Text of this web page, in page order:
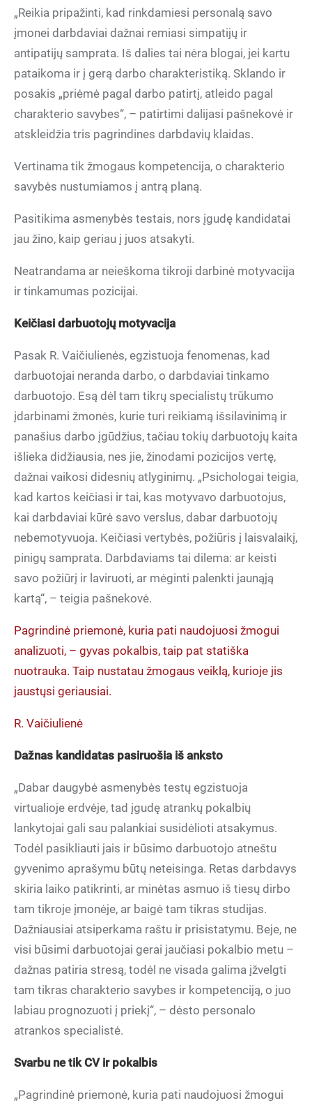
„Reikia pripažinti, kad rinkdamiesi personalą savo
įmonei darbdaviai dažnai remiasi simpatijų ir
antipatijų samprata. Iš dalies tai nėra blogai, jei kartu
pataikoma ir į gerą darbo charakteristiką. Sklando ir
posakis „priėmė pagal darbo patirtį, atleido pagal
charakterio savybes“, – patirtimi dalijasi pašnekovė ir
atskleidžia tris pagrindines darbdavių klaidas.
Vertinama tik žmogaus kompetencija, o charakterio
savybės nustumiamos į antrą planą.
Pasitikima asmenybės testais, nors įgudę kandidatai
jau žino, kaip geriau į juos atsakyti.
Neatrandama ar neieškoma tikroji darbinė motyvacija
ir tinkamumas pozicijai.
Keičiasi darbuotojų motyvacija
Pasak R. Vaičiulienės, egzistuoja fenomenas, kad
darbuotojai neranda darbo, o darbdaviai tinkamo
darbuotojo. Esą dėl tam tikrų specialistų trūkumo
įdarbinami žmonės, kurie turi reikiamą išsilavinimą ir
panašius darbo įgūdžius, tačiau tokių darbuotojų kaita
išlieka didžiausia, nes jie, žinodami pozicijos vertę,
dažnai vaikosi didesnių atlyginimų. „Psichologai teigia,
kad kartos keičiasi ir tai, kas motyvavo darbuotojus,
kai darbdaviai kūrė savo verslus, dabar darbuotojų
nebemotyvuoja. Keičiasi vertybės, požiūris į laisvalaikį,
pinigų samprata. Darbdaviams tai dilema: ar keisti
savo požiūrį ir laviruoti, ar mėginti palenkti jaunąją
kartą“, – teigia pašnekovė.
Pagrindinė priemonė, kuria pati naudojuosi žmogui
analizuoti, – gyvas pokalbis, taip pat statiška
nuotrauka. Taip nustatau žmogaus veiklą, kurioje jis
jaustųsi geriausiai.
R. Vaičiulienė
Dažnas kandidatas pasiruošia iš anksto
„Dabar daugybė asmenybės testų egzistuoja
virtualioje erdvėje, tad įgudę atrankų pokalbių
lankytojai gali sau palankiai susidėlioti atsakymus.
Todėl pasikliauti jais ir būsimo darbuotojo atneštu
gyvenimo aprašymu būtų neteisinga. Retas darbdavys
skiria laiko patikrinti, ar minėtas asmuo iš tiesų dirbo
tam tikroje įmonėje, ar baigė tam tikras studijas.
Dažniausiai atsiperkama raštu ir prisistatymu. Beje, ne
visi būsimi darbuotojai gerai jaučiasi pokalbio metu –
dažnas patiria stresą, todėl ne visada galima įžvelgti
tam tikras charakterio savybes ir kompetenciją, o juo
labiau prognozuoti į priekį“, – dėsto personalo
atrankos specialistė.
Svarbu ne tik CV ir pokalbis
„Pagrindinė priemonė, kuria pati naudojuosi žmogui